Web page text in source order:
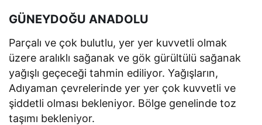
GÜNEYDOĞU ANADOLU
Parçalı ve çok bulutlu, yer yer kuvvetli olmak
üzere aralıklı sağanak ve gök gürültülü sağanak
yağışlı geçeceği tahmin ediliyor. Yağışların,
Adıyaman çevrelerinde yer yer çok kuvvetli ve
şiddetli olması bekleniyor. Bölge genelinde toz
taşımı bekleniyor.